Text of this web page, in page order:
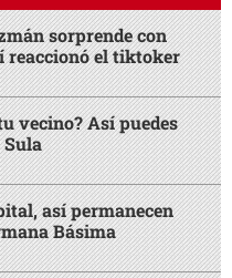
sorprende con
reaccionó el tiktoker
vecino? Así puedes
Sula
así permanecen
Básima